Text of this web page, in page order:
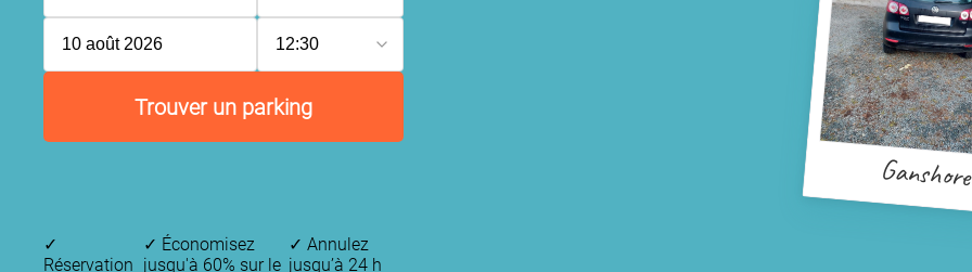
10 août 2026 12:30
Trouver un parking
✓
Réservation
✓ Économisez
jusqu'à 60% sur le
✓ Annulez
jusqu’à 24 h